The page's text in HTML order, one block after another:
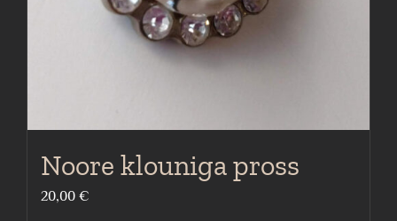
Noore klouniga pross
20,00 €